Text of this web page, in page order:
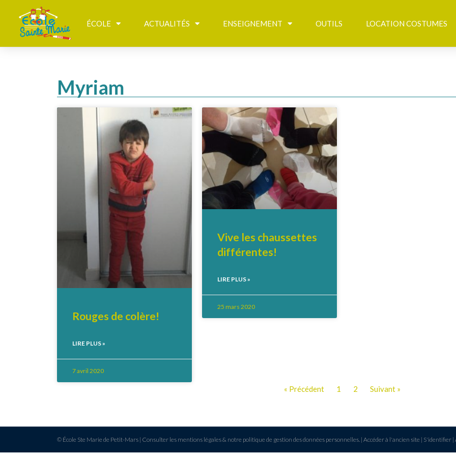
ÉCOLE ACTUALITÉS ENSEIGNEMENT OUTILS LOCATION COSTUMES
Myriam
Rouges de colère!
LIRE PLUS »
7 avril 2020
Vive les chaussettes
différentes!
LIRE PLUS »
25 mars 2020
« Précédent 1 2 Suivant »
© École Ste Marie de Petit-Mars | Consulter les mentions légales & notre politique de gestion des données personnelles. | Accéder à l'ancien site | S'identifier |